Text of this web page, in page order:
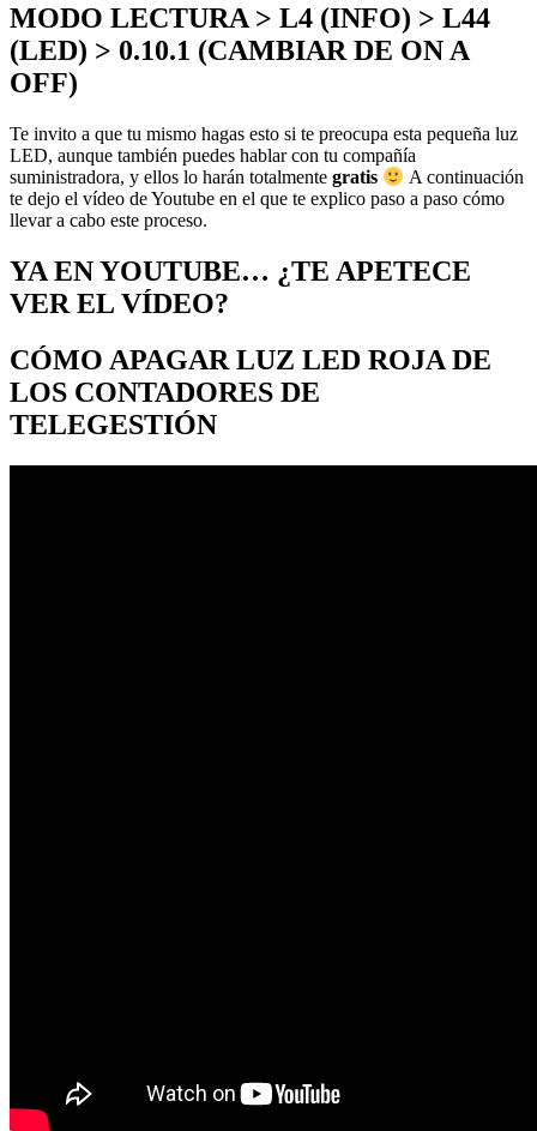
MODO LECTURA > L4 (INFO) > L44
(LED) > 0.10.1 (CAMBIAR DE ON A
OFF)
Te invito a que tu mismo hagas esto si te preocupa esta pequeña luz
LED, aunque también puedes hablar con tu compañía
suministradora, y ellos lo harán totalmente gratis
A continuación
te dejo el vídeo de Youtube en el que te explico paso a paso cómo
llevar a cabo este proceso.
YA EN YOUTUBE… ¿TE APETECE
VER EL VÍDEO?
CÓMO APAGAR LUZ LED ROJA DE
LOS CONTADORES DE
TELEGESTIÓN